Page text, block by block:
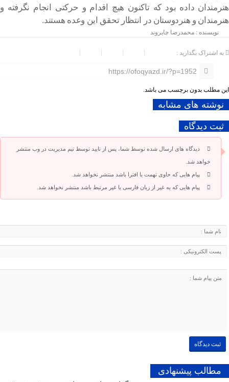
هنرمندان داده بود که تاکنون هیچ اقدام و حرکتی انجام نگرفته و
هنرمندان و هنردوستان در انتظار تحقق این وعده هستند.
نویسنده : محمدرضا جایروند
به اشتراک بگذارید :
https://ofoqyazd.ir/?p=1952
این مطلب بدون برچسب می باشد.
نوشته های مشابه
ثبت دیدگاه
دیدگاه های ارسال شده توسط شما، پس از تایید توسط تیم مدیریت در وب منتشر
خواهد شد.
پیام هایی که حاوی تهمت یا افترا باشد منتشر نخواهد شد.
پیام هایی که به غیر از زبان فارسی یا غیر مرتبط باشد منتشر نخواهد شد.
مطالب پیشنهادی